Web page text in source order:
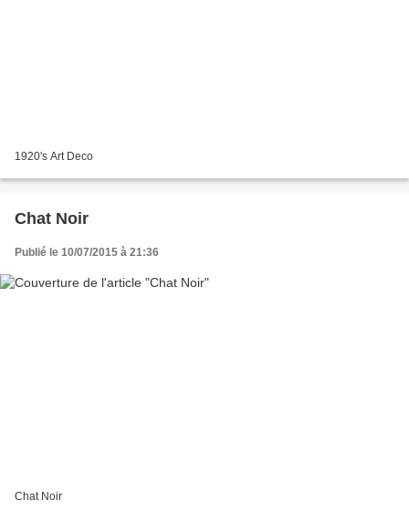
1920's Art Deco
Chat Noir
Publié le 10/07/2015 à 21:36
Chat Noir